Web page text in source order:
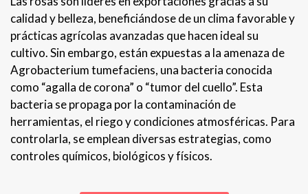
calidad y belleza, beneficiándose de un clima favorable y
prácticas agrícolas avanzadas que hacen ideal su
cultivo. Sin embargo, están expuestas a la amenaza de
Agrobacterium tumefaciens, una bacteria conocida
como “agalla de corona” o “tumor del cuello”. Esta
bacteria se propaga por la contaminación de
herramientas, el riego y condiciones atmosféricas. Para
controlarla, se emplean diversas estrategias, como
controles químicos, biológicos y físicos.